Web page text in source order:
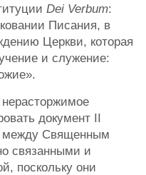
Dei Verbum:
Писания, в
Церкви, которая
и служение:
документ II
между Священным
связанными и
поскольку они